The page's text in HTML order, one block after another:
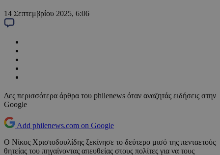
14 Σεπτεμβρίου 2025, 6:06
Δες περισσότερα άρθρα του philenews όταν αναζητάς ειδήσεις στην
Google
Add philenews.com on Google
Ο Νίκος Χριστοδουλίδης ξεκίνησε το δεύτερο μισό της πενταετούς
θητείας του πηγαίνοντας απευθείας στους πολίτες για να τους